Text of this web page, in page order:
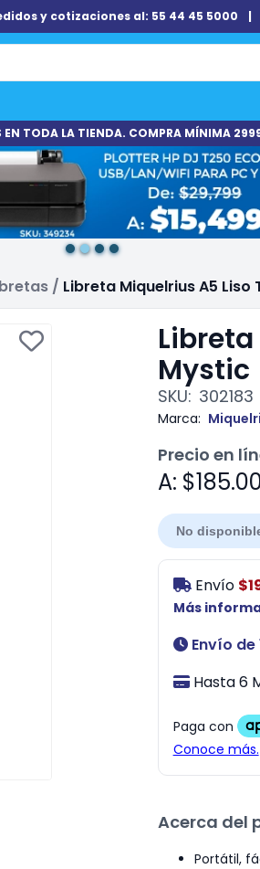
y cotizaciones al: 55 44 45 5000 |
EN TODA LA TIENDA. COMPRA MÍNIMA
/ Libreta Miquelrius A5 Liso
Mystic
SKU: 302183
Marca:
Precio en
A:
No
Envío
Más
Envío
Hasta 6
Acerca del
Portátil,